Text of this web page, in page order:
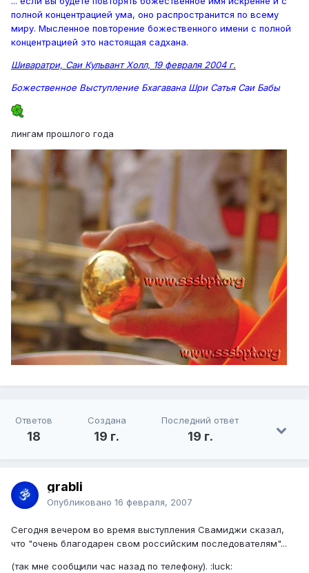
полной концентрацией ума, оно распространится по всему
миру. Мысленное повторение божественного имени с полной
концентрацией это настоящая садхана.
Шиваратри, Саи Кульвант Холл, 19 февраля 2004 г.
Божественное Выступление Бхагавана Шри Сатья Саи Бабы
лингам прошлого года
Ответов
18
Создана
19 г.
Последний ответ
19 г.
grabli
Опубликовано 16 февраля, 2007
Сегодня вечером во время выступления Свамиджи сказал,
что "очень благодарен свом российским последователям"...
(так мне сообщили час назад по телефону). :luck: